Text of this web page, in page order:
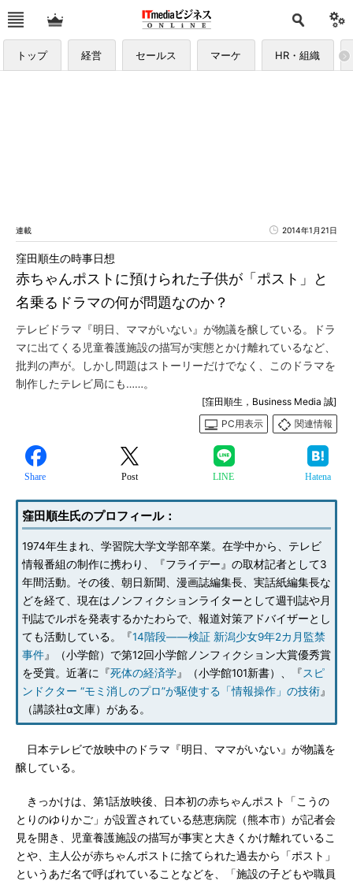
トップ 経営 セールス マーケ HR・組織
連載 2014年1月21日
赤ちゃんポストに預けられた子供が「ポスト」と
名乗るドラマの何が問題なのか？
窪田順生の時事日想
テレビドラマ『明日、ママがいない』が物議を醸している。ドラ
マに出てくる児童養護施設の描写が実態とかけ離れているなど、
批判の声が。しかし問題はストーリーだけでなく、このドラマを
制作したテレビ局にも……。
[窪田順生，Business Media 誠]
PC用表示
関連情報
Share Post LINE Hatena
窪田順生氏のプロフィール：
1974年生まれ、学習院大学文学部卒業。在学中から、テレビ
情報番組の制作に携わり、『フライデー』の取材記者として3
年間活動。その後、朝日新聞、漫画誌編集長、実話紙編集長な
どを経て、現在はノンフィクションライターとして週刊誌や月
刊誌でルポを発表するかたわらで、報道対策アドバイザーとし
ても活動している。『14階段――検証 新潟少女9年2カ月監禁
事件』（小学館）で第12回小学館ノンフィクション大賞優秀賞
を受賞。近著に『死体の経済学』（小学館101新書）、『スピ
ンドクター “モミ消しのプロ”が駆使する「情報操作」の技術』
（講談社α文庫）がある。
日本テレビで放映中のドラマ『明日、ママがいない』が物議を
醸している。
きっかけは、第1話放映後、日本初の赤ちゃんポスト「こうの
とりのゆりかご」が設置されている慈恵病院（熊本市）が記者会
見を開き、児童養護施設の描写が事実と大きくかけ離れているこ
とや、主人公が赤ちゃんポストに捨てられた過去から「ポスト」
というあだ名で呼ばれていることなどを、「施設の子どもや職員